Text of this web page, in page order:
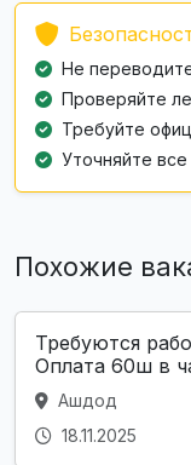
Не
Проверяйте
Требуйте
Уточняйте
Похожие
Требуются
Оплата 60ш в
Ашдод
18.11.2025